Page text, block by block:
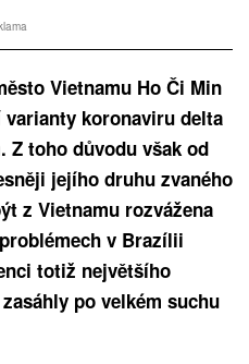
Vietnamu Ho Či Min
koronaviru delta
Z toho důvodu však od
jejího druhu zvaného
z Vietnamu rozvážena
v Brazílii
totiž největšího
po velkém suchu